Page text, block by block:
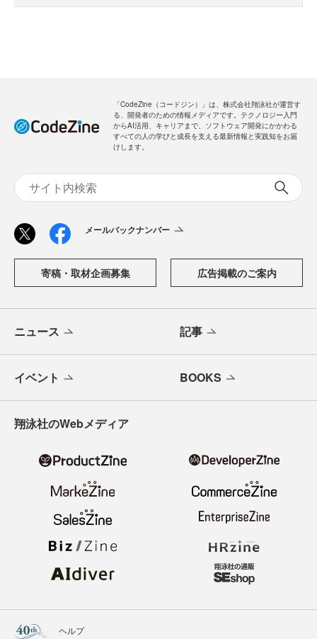
「CodeZine（コードジン）」は、株式会社翔泳社が運営す
る、開発者のための情報メディアです。テクノロジー入門
からAI活用、キャリアまで、ソフトウェア開発にかかわる
すべての人の学びと成長を支える最新情報と実践知をお届
けします。
メールバックナンバー
寄稿・取材企画募集 広告掲載のご案内
ニュース 記事
イベント BOOKS
翔泳社のWebメディア
ヘルプ